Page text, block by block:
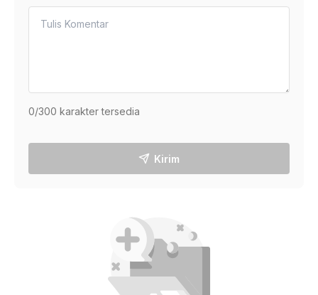
0/300 karakter tersedia
Kirim